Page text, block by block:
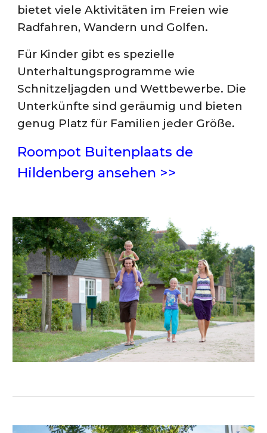
bietet viele Aktivitäten im Freien wie
Radfahren, Wandern und Golfen.
Für Kinder gibt es spezielle
Unterhaltungsprogramme wie
Schnitzeljagden und Wettbewerbe. Die
Unterkünfte sind geräumig und bieten
genug Platz für Familien jeder Größe.
Roompot Buitenplaats de
Hildenberg ansehen >>